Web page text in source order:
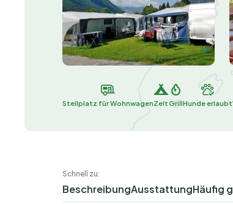
Stellplatz für WohnwagenZeltGrillHunde erlaubt
Schnell zu:
BeschreibungAusstattungHäufig